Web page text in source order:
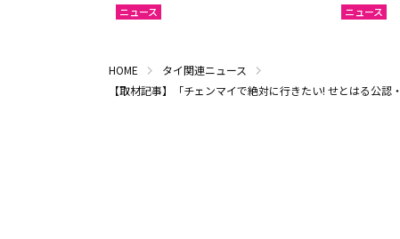
ニュース ニュース
HOME
タイ関連ニュース
【取材記事】「チェンマイで絶対に行きたい! せとはる公認